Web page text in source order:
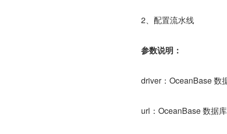
2、配置流水线
参数说明：
driver：OceanBase 数
url：OceanBase 数据